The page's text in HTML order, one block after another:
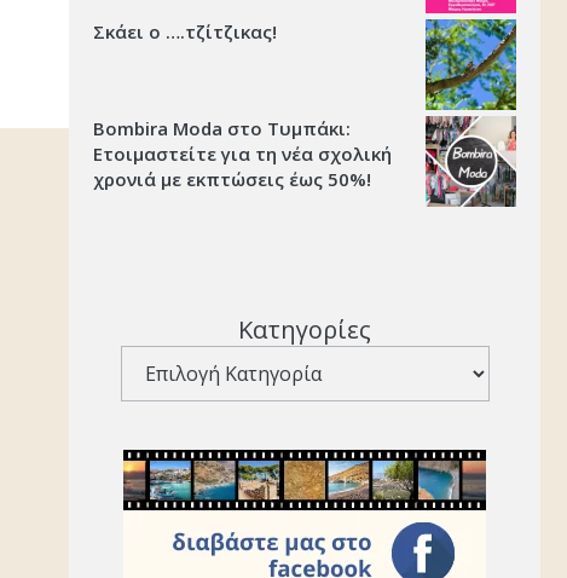
Σκάει ο ….τζίτζικας!
Bombira Moda στο Τυμπάκι:
Ετοιμαστείτε για τη νέα σχολική
χρονιά με εκπτώσεις έως 50%!
Κατηγορίες